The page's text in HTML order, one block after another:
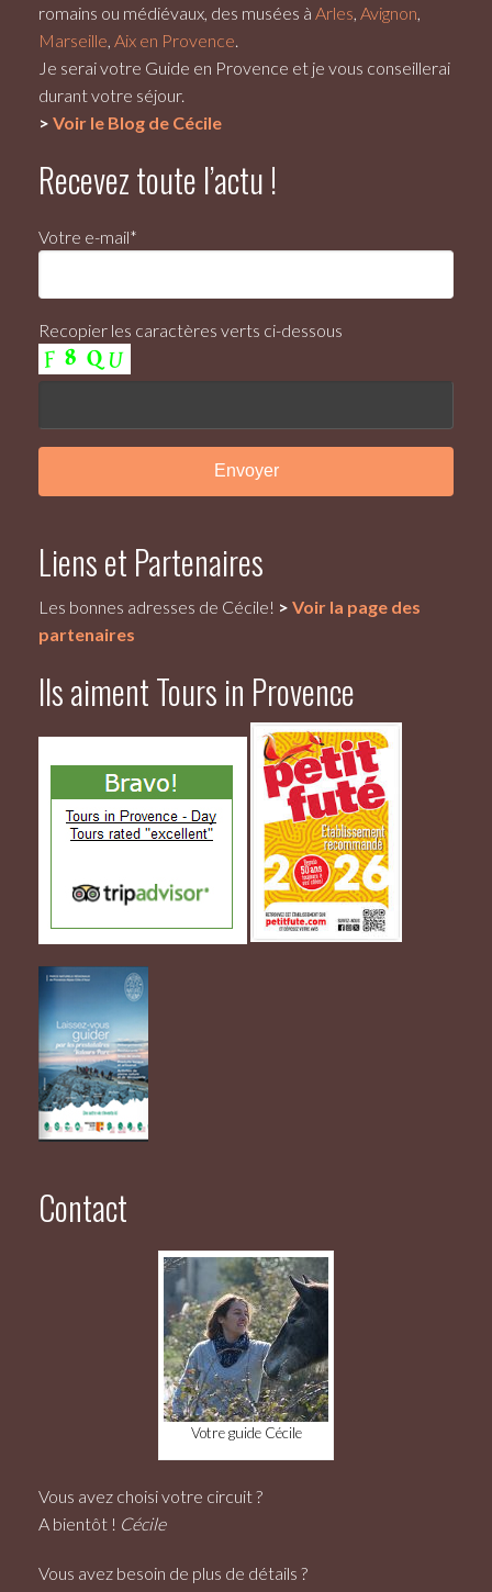
romains ou médiévaux, des musées à Arles Avignon
Marseille Aix en Provence
Je serai votre Guide en Provence et je vous conseillerai
durant votre séjour.
> Voir le Blog de Cécile
Recevez toute l’actu !
Votre e-mail*
Recopier les caractères verts ci-dessous
Liens et Partenaires
Les bonnes adresses de Cécile! > Voir la page des
partenaires
Ils aiment Tours in Provence
Contact
Votre guide Cécile
Vous avez choisi votre circuit ?
A bientôt ! Cécile
Vous avez besoin de plus de détails ?